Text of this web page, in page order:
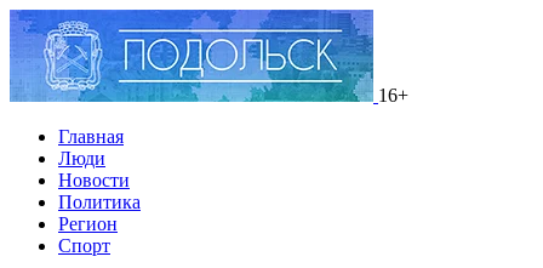
16+
Главная
Люди
Новости
Политика
Регион
Спорт